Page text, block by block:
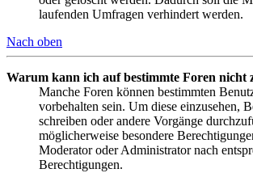
laufenden Umfragen verhindert werden.
Nach oben
Warum kann ich auf bestimmte Foren nicht
Manche Foren können bestimmten
vorbehalten sein. Um diese einzusehen,
schreiben oder andere Vorgänge
möglicherweise besondere
Moderator oder Administrator nach
Berechtigungen.